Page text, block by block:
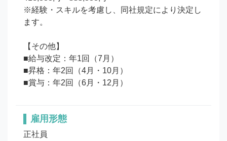
※経験・スキルを考慮し、同社規定により決定し
ます。
【その他】
■給与改定：年1回（7月）
■昇格：年2回（4月・10月）
■賞与：年2回（6月・12月）
雇用形態
正社員